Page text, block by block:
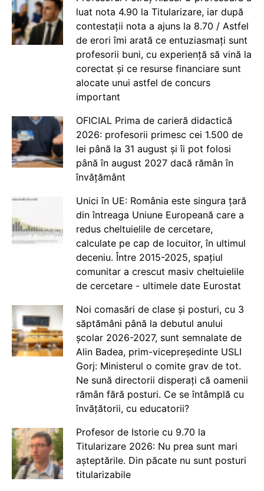
luat nota 4.90 la Titularizare, iar după
contestații nota a ajuns la 8.70 / Astfel
de erori îmi arată ce entuziasmați sunt
profesorii buni, cu experiență să vină la
corectat și ce resurse financiare sunt
alocate unui astfel de concurs
important
OFICIAL Prima de carieră didactică
2026: profesorii primesc cei 1.500 de
lei până la 31 august și îi pot folosi
până în august 2027 dacă rămân în
învățământ
Unici în UE: România este singura țară
din întreaga Uniune Europeană care a
redus cheltuielile de cercetare,
calculate pe cap de locuitor, în ultimul
deceniu. Între 2015-2025, spațiul
comunitar a crescut masiv cheltuielile
de cercetare - ultimele date Eurostat
Noi comasări de clase și posturi, cu 3
săptămâni până la debutul anului
școlar 2026-2027, sunt semnalate de
Alin Badea, prim-vicepreședinte USLI
Gorj: Ministerul o comite grav de tot.
Ne sună directorii disperați că oamenii
rămân fără posturi. Ce se întâmplă cu
învățătorii, cu educatorii?
Profesor de Istorie cu 9.70 la
Titularizare 2026: Nu prea sunt mari
așteptările. Din păcate nu sunt posturi
titularizabile